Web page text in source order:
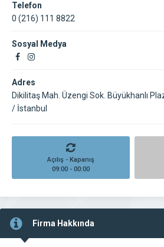
Telefon
0 (216) 111 8822
Sosyal Medya
Adres
Dikilitaş Mah. Üzengi Sok. Büyükhanlı
/ İstanbul
Açılış - Kapanış
09:00 - 00:00
Firma Hakkında